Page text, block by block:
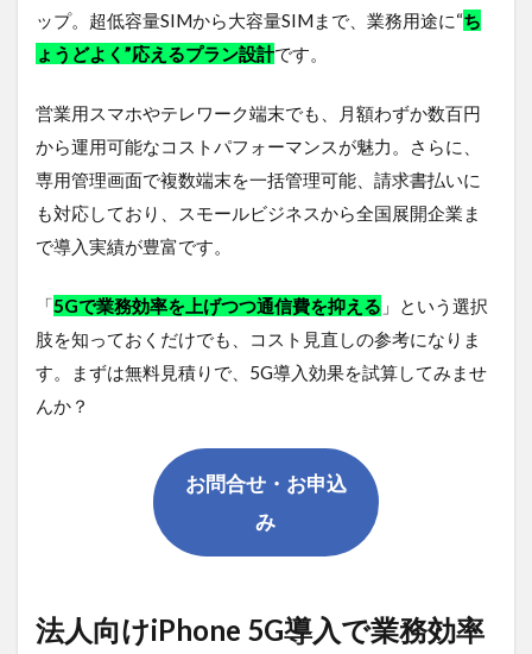
ップ。超低容量SIMから大容量SIMまで、業務用途に“ち
ょうどよく”応えるプラン設計です。
営業用スマホやテレワーク端末でも、月額わずか数百円
から運用可能なコストパフォーマンスが魅力。さらに、
専用管理画面で複数端末を一括管理可能、請求書払いに
も対応しており、スモールビジネスから全国展開企業ま
で導入実績が豊富です。
「5Gで業務効率を上げつつ通信費を抑える 」という選択
肢を知っておくだけでも、コスト見直しの参考になりま
す。まずは無料見積りで、5G導入効果を試算してみませ
んか？
お問合せ・お申込
み
法人向けiPhone 5G導入で業務効率